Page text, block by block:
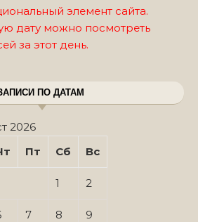
элемент сайта.
дату можно посмотреть
за этот день.
ПО ДАТАМ
2026
Пт Сб Вс
1 2
7 8 9